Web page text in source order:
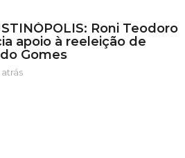
r
á
o
r
a
s
Roni Teodoro
apoio à reeleição de
Gomes
2